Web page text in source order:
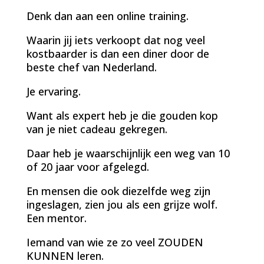
Denk dan aan een online training.
Waarin jij iets verkoopt dat nog veel
kostbaarder is dan een diner door de
beste chef van Nederland.
Je ervaring.
Want als expert heb je die gouden kop
van je niet cadeau gekregen.
Daar heb je waarschijnlijk een weg van 10
of 20 jaar voor afgelegd.
En mensen die ook diezelfde weg zijn
ingeslagen, zien jou als een grijze wolf.
Een mentor.
Iemand van wie ze zo veel ZOUDEN
KUNNEN leren.